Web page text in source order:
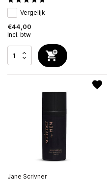
Vergelijk
€44,00
Incl. btw
Jane Scrivner